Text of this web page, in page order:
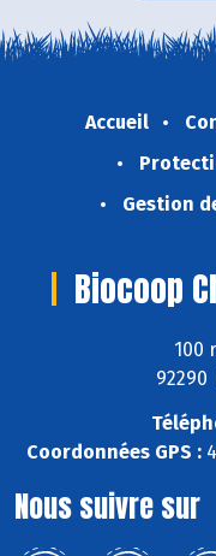
Accueil
Gestion
Biocoop
100
Coordonnées GPS :
Nous suivre sur